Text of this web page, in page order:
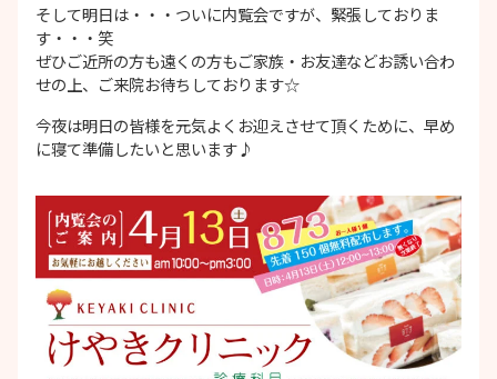
そして明日は・・・ついに内覧会ですが、緊張しておりま
す・・・笑
ぜひご近所の方も遠くの方もご家族・お友達などお誘い合わ
せの上、ご来院お待ちしております☆
今夜は明日の皆様を元気よくお迎えさせて頂くために、早め
に寝て準備したいと思います♪